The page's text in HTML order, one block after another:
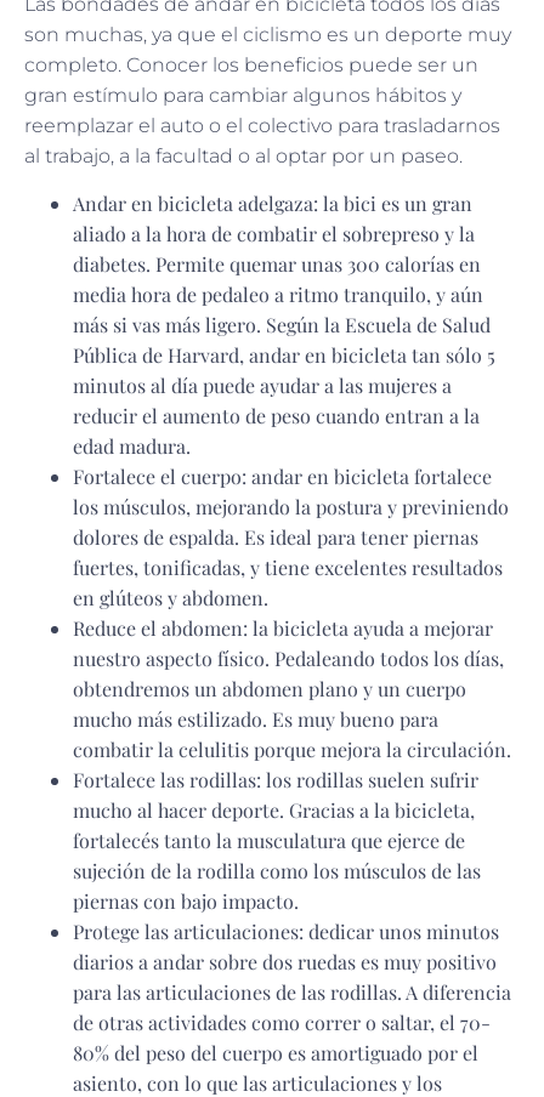
son muchas, ya que el ciclismo es un deporte muy
completo. Conocer los beneficios puede ser un
gran estímulo para cambiar algunos hábitos y
reemplazar el auto o el colectivo para trasladarnos
al trabajo, a la facultad o al optar por un paseo.
Andar en bicicleta adelgaza: la bici es un gran
aliado a la hora de combatir el sobrepreso y la
diabetes. Permite quemar unas 300 calorías en
media hora de pedaleo a ritmo tranquilo, y aún
más si vas más ligero. Según la Escuela de Salud
Pública de Harvard, andar en bicicleta tan sólo 5
minutos al día puede ayudar a las mujeres a
reducir el aumento de peso cuando entran a la
edad madura.
Fortalece el cuerpo: andar en bicicleta fortalece
los músculos, mejorando la postura y previniendo
dolores de espalda. Es ideal para tener piernas
fuertes, tonificadas, y tiene excelentes resultados
en glúteos y abdomen.
Reduce el abdomen: la bicicleta ayuda a mejorar
nuestro aspecto físico. Pedaleando todos los días,
obtendremos un abdomen plano y un cuerpo
mucho más estilizado. Es muy bueno para
combatir la celulitis porque mejora la circulación.
Fortalece las rodillas: los rodillas suelen sufrir
mucho al hacer deporte. Gracias a la bicicleta,
fortalecés tanto la musculatura que ejerce de
sujeción de la rodilla como los músculos de las
piernas con bajo impacto.
Protege las articulaciones: dedicar unos minutos
diarios a andar sobre dos ruedas es muy positivo
para las articulaciones de las rodillas. A diferencia
de otras actividades como correr o saltar, el 70-
80% del peso del cuerpo es amortiguado por el
asiento, con lo que las articulaciones y los